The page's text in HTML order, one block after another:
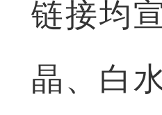
链接均
晶、白